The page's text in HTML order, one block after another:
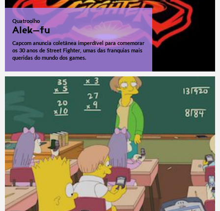
Quatroolho
Alek-fu
Capcom anuncia coletânea imperdível para comemorar
os 30 anos de Street Fighter, umas das franquias mais
queridas do mundo dos games.